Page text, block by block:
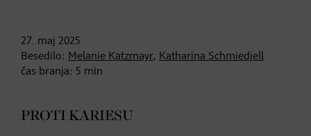
27. maj 2025
Besedilo: Melanie Katzmayr, Katharina Schmiedjell
čas branja: 5 min
PROTI KARIESU